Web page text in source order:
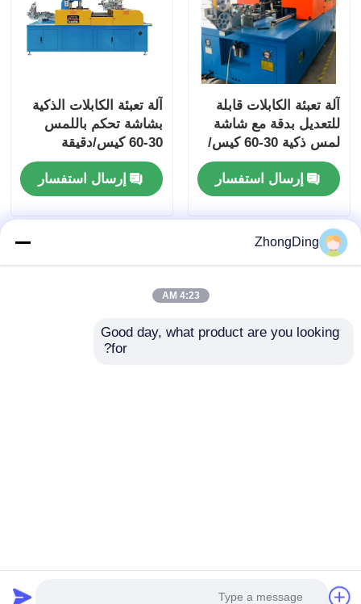
آلة تعبئة الكابلات قابلة
للتعديل بدقة مع شاشة
لمس ذكية 30-60 كيس/
دقيقة
إرسال استفسار
آلة تعبئة الكابلات الذكية
بشاشة تحكم باللمس
30-60 كيس/دقيقة
إنتاجية عالية
إرسال استفسار
Wuxi Zhongding Electrician Machinery Co., Ltd.. All
ZhongDing
4:23 AM
Good day, what product are you looking
for?